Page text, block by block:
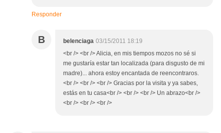
Responder
B belenciaga 03/15/2011 18:19
<br /> <br /> Alicia, en mis tiempos mozos no sé si
me gustaría estar tan localizada (para disgusto de mi
madre)... ahora estoy encantada de reencontraros.
<br /> <br /> <br /> Gracias por la visita y ya sabes,
estás en tu casa<br /> <br /> <br /> Un abrazo<br />
<br /> <br /> <br />